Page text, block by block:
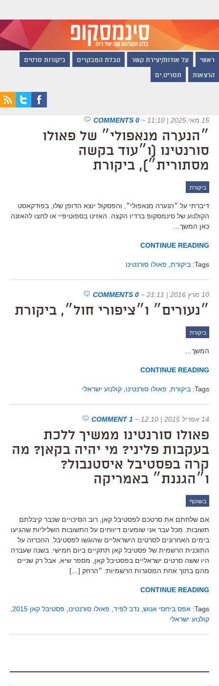
ראשי על אודות/יצירת קשר טבלת המבקרים ביקורות סרטים
הרצאות תסריט.ים
15 מאי 2025 | 11:10 ~
0 COMMENTS
״הנערה מנאפולי״ של פאולו
סורנטינו (ו״עוד בקשה
מסתורית״), ביקורת
ביקורת
דיברתי על ״הנערה מנאפולי״, והפסקול יוצא הדופן שלו, בפודקאסט
הקולנוע של סינמסקופ ברדיו הקצה. האזינו בספוטיפיי או לחצו להאזנה
כאן המשך…
CONTINUE READING
Tags: ביקורת פאולו סורנטינו
10 מרץ 2016 | 21:11 ~
0 COMMENTS
״נעורים״ ו״ציפורי חול״, ביקורת
ביקורת
המשך…
CONTINUE READING
Tags: ביקורת פאולו סורנטינו קולנוע ישראלי
14 אפריל 2015 | 12:10 ~
1 COMMENT
פאולו סורנטינו ממשיך ללכת
בעקבות פליני? מי יהיה בקאן? מה
קרה בפסטיבל איסטנבול?
ו״הגננת״ באמריקה
בשוטף
אם שלחתם את סרטכם לפסטיבל קאן, רוב הסיכויים שכבר קיבלתם
תשובות. מכל עבר אני שומעים דיווחים על התשובות השליליות שהגיעו
בימים האחרונים לסרטים הישראליים שהוגשו לפסטיבל. ההכרזה על
התוכנית הרשמית של פסטיבל קאן תתקיים ביום חמישי. בשנה שעברה
היו ששה סרטים ישראליים בפסטיבל קאן, מספר שיא, אבל רק שניים
מהם בתוך אחת המסגרות הרשמיות: ״הרחק […]
CONTINUE READING
Tags: אפס ביחסי אנוש נדב לפיד פאולו סורנטינו פסטיבל קאן 2015
קולנוע ישראלי